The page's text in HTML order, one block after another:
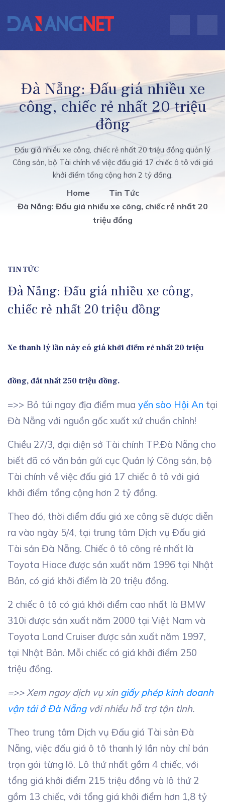
Đà Nẵng: Đấu giá nhiều xe
công, chiếc rẻ nhất 20 triệu
đồng
Đấu giá nhiều xe công, chiếc rẻ nhất 20 triệu đồng quản lý
Công sản, bộ Tài chính về việc đấu giá 17 chiếc ô tô với giá
khởi điểm tổng cộng hơn 2 tỷ đồng.
Home
Tin Tức
Đà Nẵng: Đấu giá nhiều xe công, chiếc rẻ nhất 20
triệu đồng
TIN TỨC
Đà Nẵng: Đấu giá nhiều xe công,
chiếc rẻ nhất 20 triệu đồng
Xe thanh lý lần này có giá khởi điểm rẻ nhất 20 triệu
đồng, đắt nhất 250 triệu đồng.
=>> Bỏ túi ngay địa điểm mua yến sào Hội An tại
Đà Nẵng với nguồn gốc xuất xứ chuẩn chỉnh!
Chiều 27/3, đại diện sở Tài chính TP.Đà Nẵng cho
biết đã có văn bản gửi cục Quản lý Công sản, bộ
Tài chính về việc đấu giá 17 chiếc ô tô với giá
khởi điểm tổng cộng hơn 2 tỷ đồng.
Theo đó, thời điểm đấu giá xe công sẽ được diễn
ra vào ngày 5/4, tại trung tâm Dịch vụ Đấu giá
Tài sản Đà Nẵng. Chiếc ô tô công rẻ nhất là
Toyota Hiace được sản xuất năm 1996 tại Nhật
Bản, có giá khởi điểm là 20 triệu đồng.
2 chiếc ô tô có giá khởi điểm cao nhất là BMW
310i được sản xuất năm 2000 tại Việt Nam và
Toyota Land Cruiser được sản xuất năm 1997,
tại Nhật Bản. Mỗi chiếc có giá khởi điểm 250
triệu đồng.
=>> Xem ngay dịch vụ xin giấy phép kinh doanh
vận tải ở Đà Nẵngvới nhiều hỗ trợ tận tình.
Theo trung tâm Dịch vụ Đấu giá Tài sản Đà
Nẵng, việc đấu giá ô tô thanh lý lần này chỉ bán
trọn gói từng lô. Lô thứ nhất gồm 4 chiếc, với
tổng giá khởi điểm 215 triệu đồng và lô thứ 2
gồm 13 chiếc, với tổng giá khởi điểm hơn 1,8 tỷ